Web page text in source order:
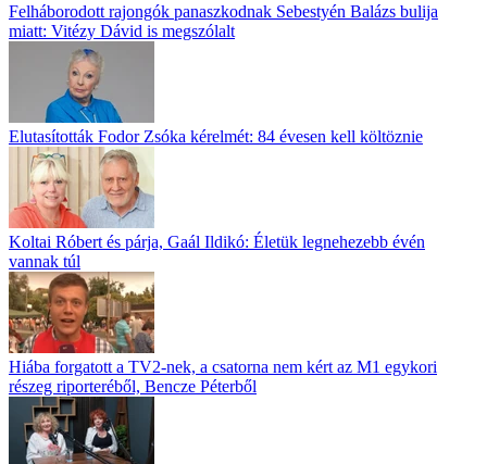
Felháborodott rajongók panaszkodnak Sebestyén Balázs bulija
miatt: Vitézy Dávid is megszólalt
Elutasították Fodor Zsóka kérelmét: 84 évesen kell költöznie
Koltai Róbert és párja, Gaál Ildikó: Életük legnehezebb évén
vannak túl
Hiába forgatott a TV2-nek, a csatorna nem kért az M1 egykori
részeg riporteréből, Bencze Péterből